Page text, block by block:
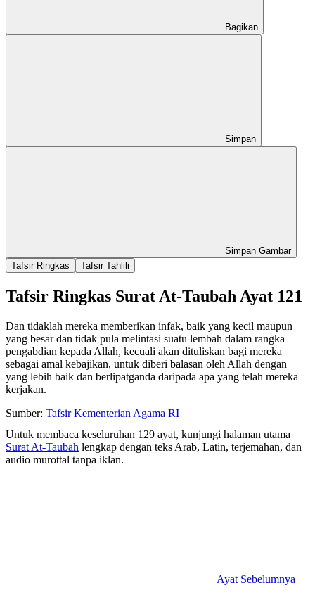
Bagikan
Simpan
Simpan Gambar
Tafsir Ringkas
Tafsir Tahlili
Tafsir Ringkas Surat At-Taubah Ayat 121
Dan tidaklah mereka memberikan infak, baik yang kecil maupun
yang besar dan tidak pula melintasi suatu lembah dalam rangka
pengabdian kepada Allah, kecuali akan dituliskan bagi mereka
sebagai amal kebajikan, untuk diberi balasan oleh Allah dengan
yang lebih baik dan berlipatganda daripada apa yang telah mereka
kerjakan.
Sumber: Tafsir Kementerian Agama RI
Untuk membaca keseluruhan 129 ayat, kunjungi halaman utama
Surat At-Taubah lengkap dengan teks Arab, Latin, terjemahan, dan
audio murottal tanpa iklan.
Ayat Sebelumnya